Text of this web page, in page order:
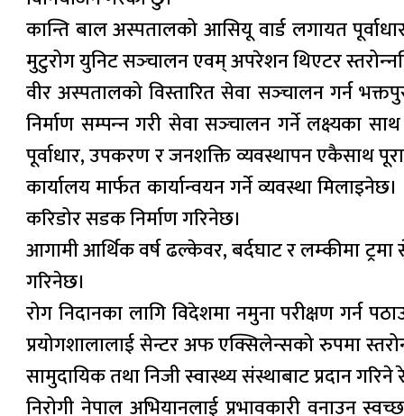
कान्ति बाल अस्पतालको आसियू वार्ड लगायत
मुटुरोग युनिट सञ्‍चालन एवम् अपरेशन थिएटर
वीर अस्पतालको विस्तारित सेवा सञ्‍चालन गर्न
निर्माण सम्पन्‍न गरी सेवा सञ्‍चालन गर्ने लक्ष्यका
पूर्वाधार, उपकरण र जनशक्ति व्यवस्थापन एकैसाथ
कार्यालय मार्फत कार्यान्वयन गर्ने व्यवस्था
करिडोर सडक निर्माण गरिनेछ।
आगामी आर्थिक वर्ष ढल्केवर, बर्दघाट र लम्कीमा
गरिनेछ।
रोग निदानका लागि विदेशमा नमुना परीक्षण गर्न
प्रयोगशालालाई सेन्टर अफ एक्सिलेन्सको रुपमा
सामुदायिक तथा निजी स्वास्थ्य संस्थाबाट प्रदान
निरोगी नेपाल अभियानलाई प्रभावकारी वनाउन